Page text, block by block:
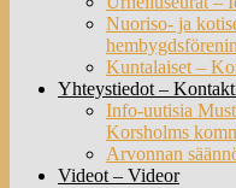
Nuoriso- ja
Kuntalaiset –
Yhteystiedot –
Info-uutisia
Korsholms
Arvonnan
Videot – Videor